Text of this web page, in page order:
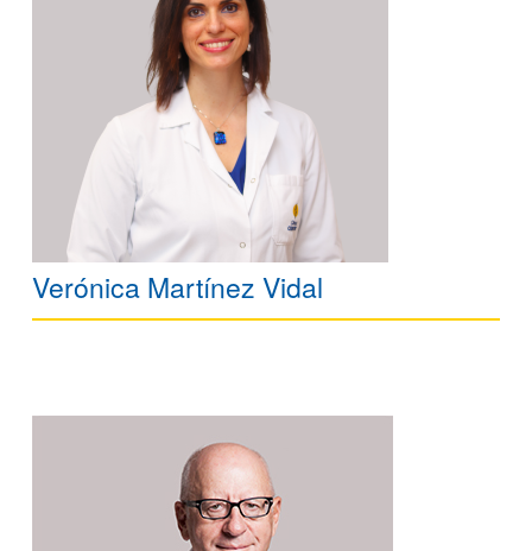
Verónica Martínez Vidal